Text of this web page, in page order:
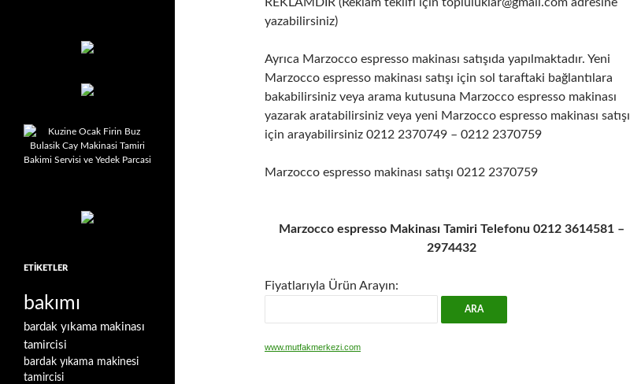
yazabilirsiniz)
Ayrıca Marzocco espresso makinası satışıda yapılmaktadır. Yeni
Marzocco espresso makinası satışı için sol taraftaki bağlantılara
bakabilirsiniz veya arama kutusuna Marzocco espresso makinası
yazarak aratabilirsiniz veya yeni Marzocco espresso makinası satışı
için arayabilirsiniz 0212 2370749 – 0212 2370759
Marzocco espresso makinası satışı 0212 2370759
Marzocco espresso Makinası Tamiri Telefonu 0212 3614581 –
2974432
Fiyatlarıyla Ürün Arayın:
www.mutfakmerkezi.com
ETIKETLER
bakımı
bardak yıkama makinası
tamircisi
bardak yıkama makinesi
tamircisi